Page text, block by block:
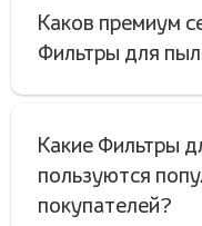
Каков премиум
Фильтры для
Какие Фильтры
пользуются
покупателей?